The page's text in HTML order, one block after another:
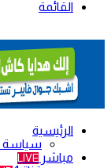
القائمة
الرئيسية
سياسة
مباشر LIVE